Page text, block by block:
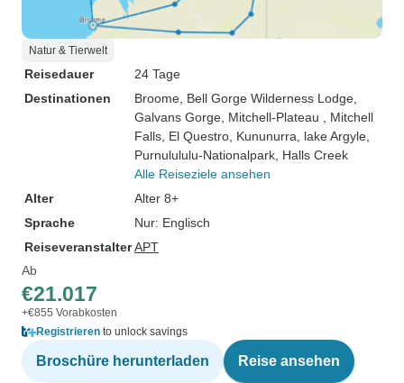
Natur & Tierwelt
Reisedauer
24 Tage
Destinationen
Broome , Bell Gorge Wilderness Lodge
Galvans Gorge , Mitchell-Plateau
, Mitchell
Falls , El Questro , Kununurra , lake Argyle
Purnulululu-Nationalpark , Halls Creek
Alle Reiseziele ansehen
Alter
Alter 8+
Sprache
Nur: Englisch
ReiseveranstalterAPT
Ab
€21.017
+€855 Vorabkosten
Registrieren to unlock savings
Broschüre herunterladen Reise ansehen